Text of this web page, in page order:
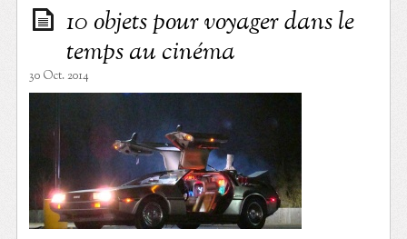
10 objets pour voyager dans le
temps au cinéma
30 Oct. 2014